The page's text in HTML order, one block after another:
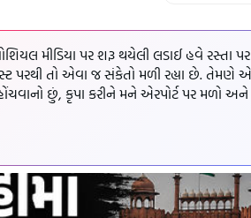
મીડિયા પર શરૂ થયેલી લડાઈ હવે રસ્તા પર
પરથી તો એવા જ સંકેતો મળી રહ્યા છે. તેમણે
છું, કૃપા કરીને મને એરપોર્ટ પર મળો અને